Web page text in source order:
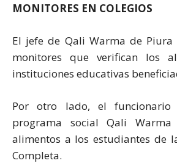
MONITORES EN COLEGIOS
El jefe de Qali Warma de
monitores que verifican los
instituciones educativas
Por otro lado, el
programa social Qali Warma
alimentos a los estudiantes de
Completa.